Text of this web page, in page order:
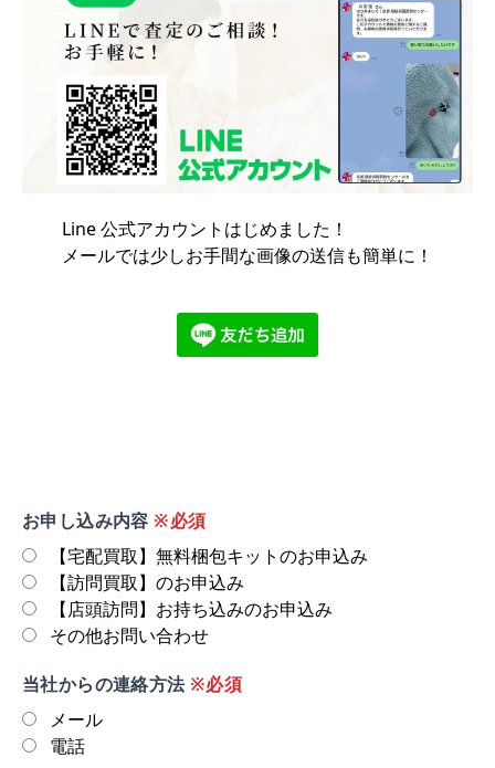
Line 公式アカウントはじめました！
メールでは少しお手間な画像の送信も簡単に！
お申し込み内容 ※必須
【宅配買取】無料梱包キットのお申込み
【訪問買取】のお申込み
【店頭訪問】お持ち込みのお申込み
その他お問い合わせ
当社からの連絡方法※必須
メール
電話